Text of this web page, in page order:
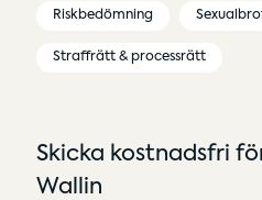
Riskbedömning
Straffrätt & processrätt
Skicka kostnadsfri
Wallin